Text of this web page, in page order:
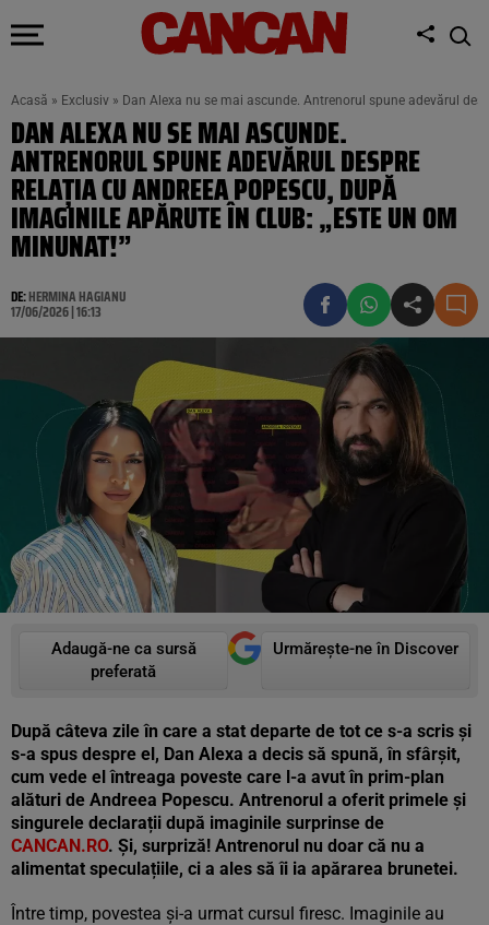
Acasă » Exclusiv » Dan Alexa nu se mai ascunde. Antrenorul spune adevărul
DAN ALEXA NU SE MAI ASCUNDE.
ANTRENORUL SPUNE ADEVĂRUL DESPRE
RELAȚIA CU ANDREEA POPESCU, DUPĂ
IMAGINILE APĂRUTE ÎN CLUB: „ESTE UN OM
MINUNAT!”
DE:HERMINA HAGIANU
17/06/2026 | 16:13
Adaugă-ne ca sursă
preferată
Urmărește-ne în Discover
După câteva zile în care a stat departe de tot ce s-a scris și
s-a spus despre el, Dan Alexa a decis să spună, în sfârșit,
cum vede el întreaga poveste care l-a avut în prim-plan
alături de Andreea Popescu. Antrenorul a oferit primele și
singurele declarații după imaginile surprinse de
CANCAN.RO. Și, surpriză! Antrenorul nu doar că nu a
alimentat speculațiile, ci a ales să îi ia apărarea brunetei.
Între timp, povestea și-a urmat cursul firesc. Imaginile au